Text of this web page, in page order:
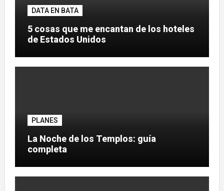
DATA EN BATA
5 cosas que me encantan de los hoteles
de Estados Unidos
PLANES
La Noche de los Templos: guía
completa